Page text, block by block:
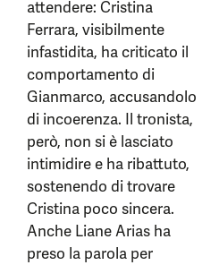
attendere: Cristina
Ferrara, visibilmente
infastidita, ha criticato il
comportamento di
Gianmarco, accusandolo
di incoerenza. Il tronista,
però, non si è lasciato
intimidire e ha ribattuto,
sostenendo di trovare
Cristina poco sincera.
Anche Liane Arias ha
preso la parola per